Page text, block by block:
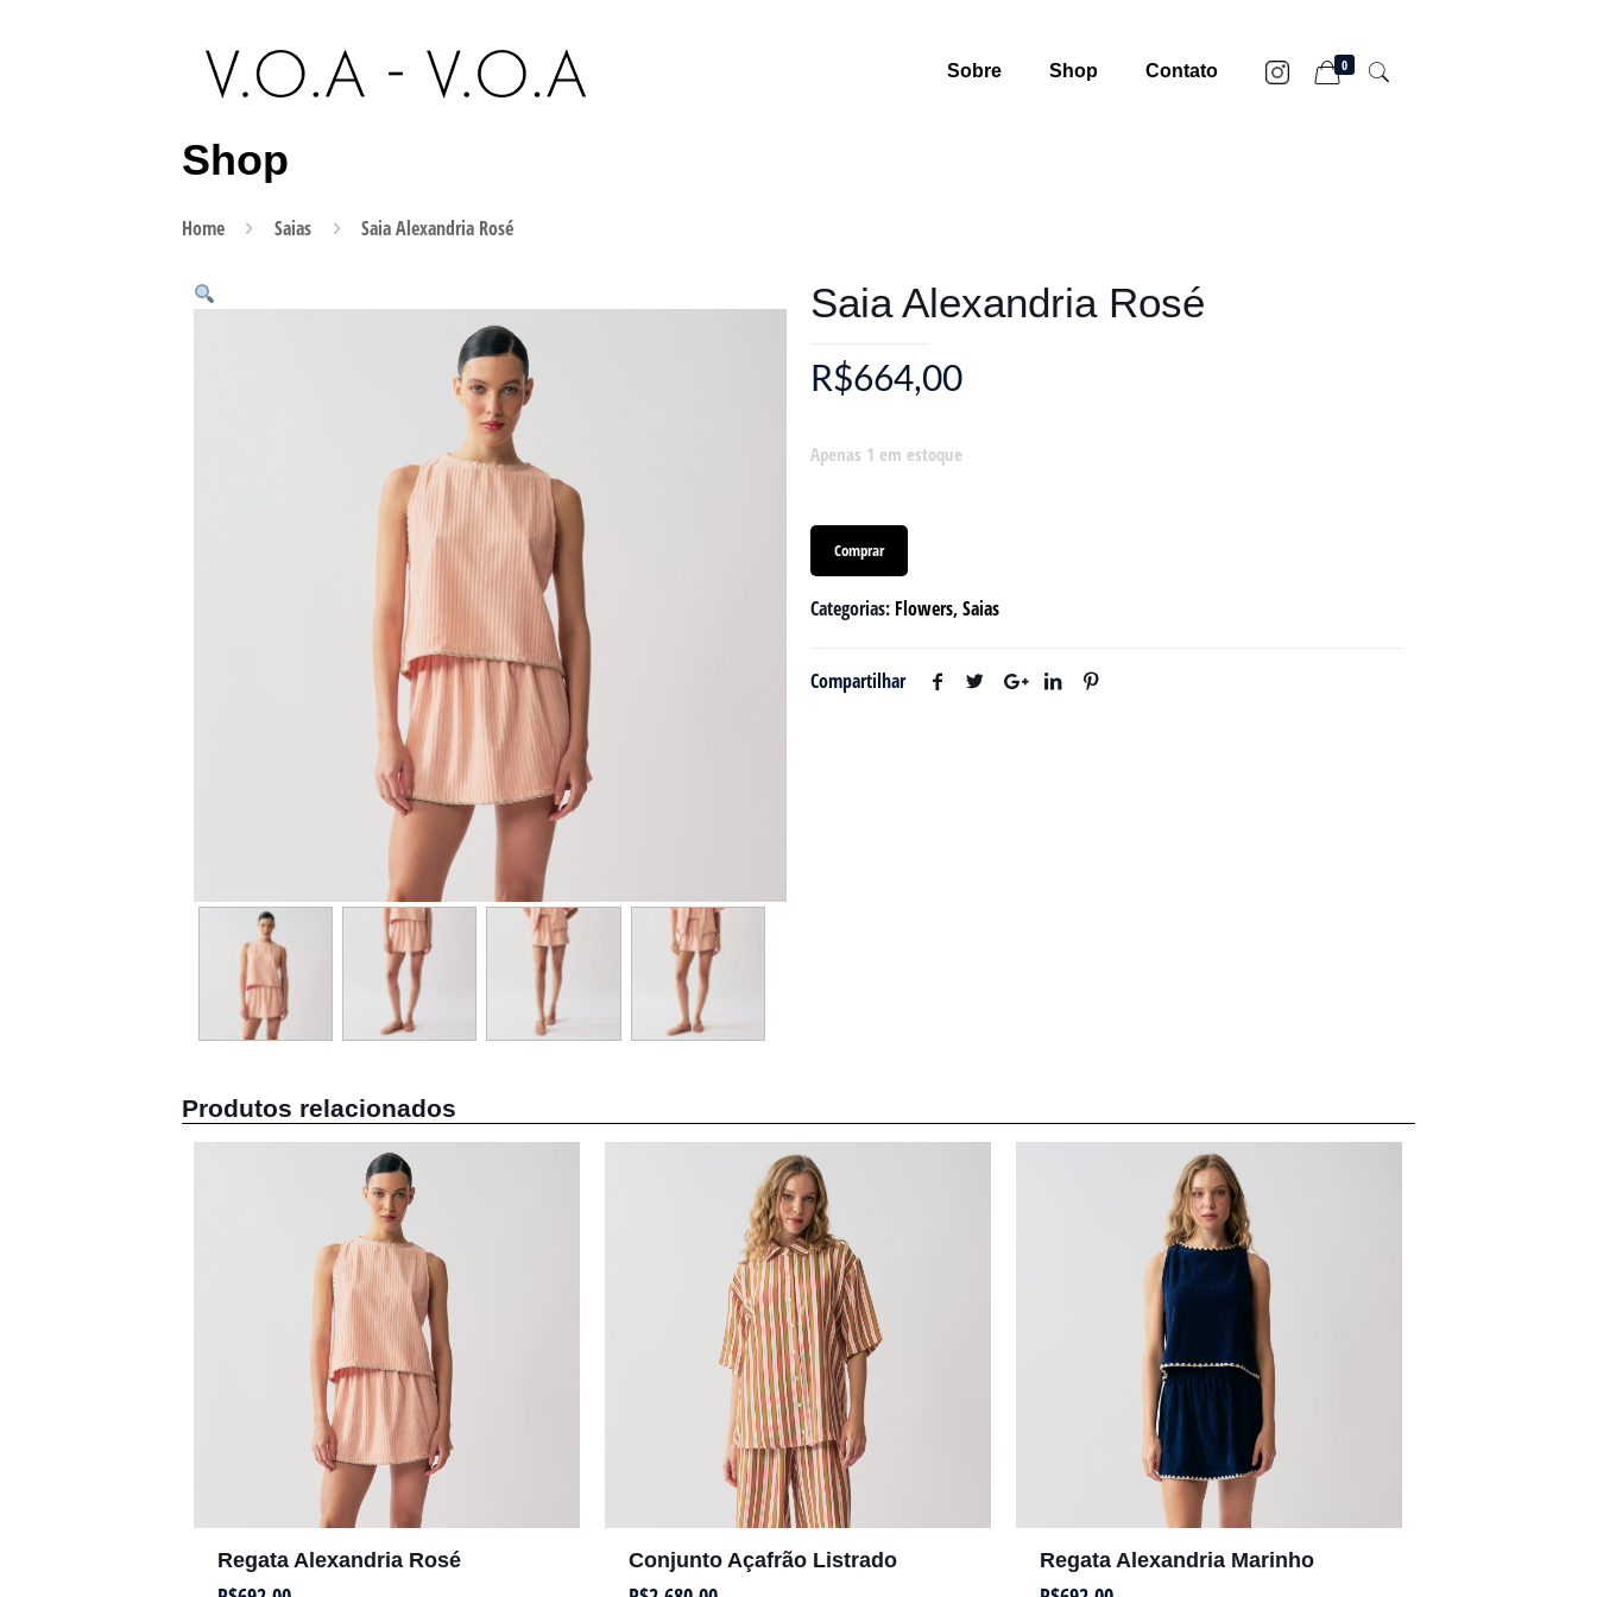
Sobre Shop Contato 0
Shop
Home Saias Saia Alexandria Rosé
Saia Alexandria Rosé
R$664,00
Apenas 1 em estoque
Comprar
Categorias: Flowers,Saias
Compartilhar
Produtos relacionados
Regata Alexandria Rosé Conjunto Açafrão Listrado Regata Alexandria Marinho